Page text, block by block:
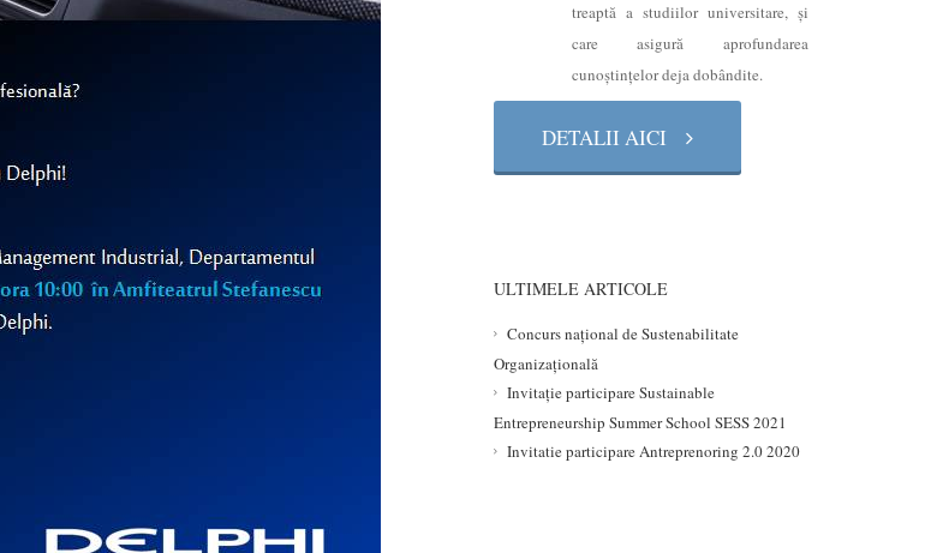
treaptă a studiilor universitare, şi
care asigură aprofundarea
cunoştinţelor deja dobândite.
DETALII AICI
ULTIMELE ARTICOLE
Concurs național de Sustenabilitate
Organizațională
Invitație participare Sustainable
Entrepreneurship Summer School SESS 2021
Invitatie participare Antreprenoring 2.0 2020